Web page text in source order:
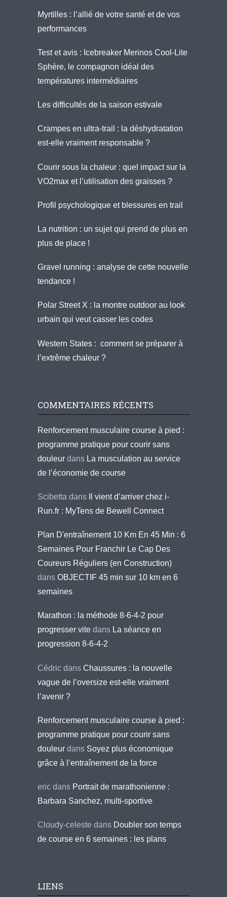
Myrtilles : l’allié de votre santé et de vos
performances
Test et avis : Icebreaker Merinos Cool-Lite
Sphère, le compagnon idéal des
températures intermédiaires
Les difficultés de la saison estivale
Crampes en ultra-trail : la déshydratation
est-elle vraiment responsable ?
Courir sous la chaleur : quel impact sur la
VO2max et l’utilisation des graisses ?
Profil psychologique et blessures en trail
La nutrition : un sujet qui prend de plus en
plus de place !
Gravel running : analyse de cette nouvelle
tendance !
Polar Street X : la montre outdoor au look
urbain qui veut casser les codes
Western States : comment se préparer à
l’extrême chaleur ?
COMMENTAIRES RÉCENTS
Renforcement musculaire course à pied :
programme pratique pour courir sans
douleur dans La musculation au service
de l’économie de course
Scibetta dans
Il vient d’arriver chez i-
Run.fr : MyTens de Bewell Connect
Plan D'entraînement 10 Km En 45 Min : 6
Semaines Pour Franchir Le Cap Des
Coureurs Réguliers (en Construction)
dans OBJECTIF 45 min sur 10 km en 6
semaines
Marathon : la méthode 8-6-4-2 pour
progresser vite dans La séance en
progression 8-6-4-2
Cédric dans Chaussures : la nouvelle
vague de l’oversize est-elle vraiment
l’avenir ?
Renforcement musculaire course à pied :
programme pratique pour courir sans
douleur dans Soyez plus économique
grâce à l’entraînement de la force
eric dans Portrait de marathonienne :
Barbara Sanchez, multi-sportive
Cloudy-celeste dans Doubler son temps
de course en 6 semaines : les plans
LIENS